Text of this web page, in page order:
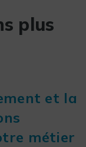
plus
et la
métier